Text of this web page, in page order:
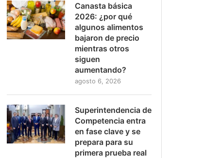
Canasta básica
2026: ¿por qué
algunos alimentos
bajaron de precio
mientras otros
siguen
aumentando?
agosto 6, 2026
Superintendencia de
Competencia entra
en fase clave y se
prepara para su
primera prueba real